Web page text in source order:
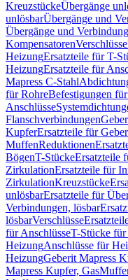
KreuzstückeÜbergänge
unlösbarÜbergänge und
Übergänge und
KompensatorenVerschlüsse
HeizungErsatzteile für T-
HeizungErsatzteile für
Mapress C-Stahl
für RohreBefestigungen
Anschlüsse
Flanschverbindungen
KupferErsatzteile für
MuffenReduktionen
BögenT-StückeErsatzteile
ZirkulationErsatzteile für
ZirkulationKreuzstücke
unlösbarErsatzteile für
Verbindungen, lösbar
lösbarVerschlüsse
für AnschlüsseT-Stücke
HeizungAnschlüsse für
HeizungGeberit Mapress
Mapress Kupfer, Gas